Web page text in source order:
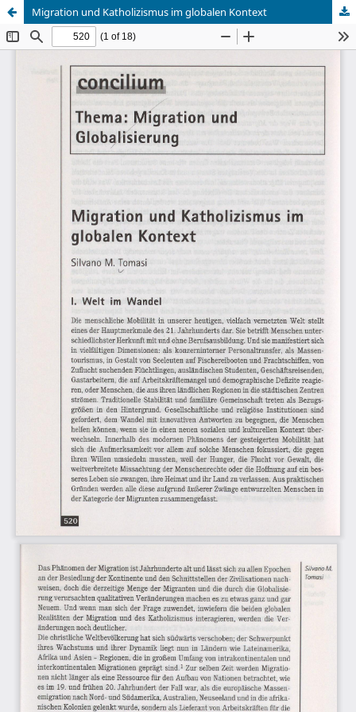
Migration und Katholizismus im globalen Kontext